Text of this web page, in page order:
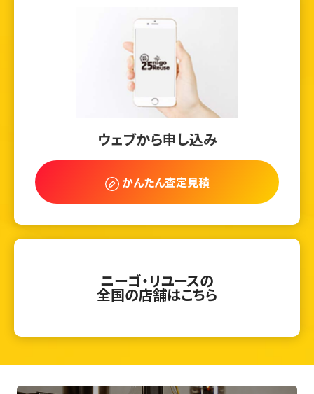
ウェブから申し込み
かんたん査定見積
ニーゴ・リユースの
全国の店舗はこちら